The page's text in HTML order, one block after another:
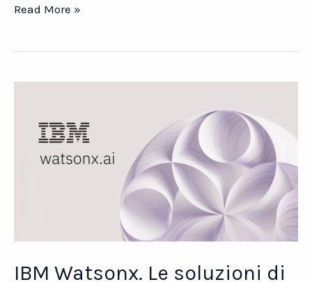
ICT
Italia
Read More »
IBM Watsonx. Le soluzioni di